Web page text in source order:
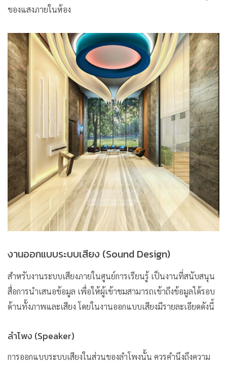
ของแสงภายในห้อง
งานออกแบบระบบเสียง (Sound Design)
สำหรับงานระบบเสียงภายในศูนย์การเรียนรู้ เป็นงานที่สนับสนุน
สื่อการนำเสนอข้อมูล เพื่อให้ผู้เข้าชมสามารถเข้าถึงข้อมูลได้รอบ
ด้านทั้งภาพและเสียง โดยในงานออกแบบเสียงมีรายละเอียดดังนี้
ลำโพง (Speaker)
การออกแบบระบบเสียงในส่วนของลำโพงนั้น ควรคำนึงถึงความ